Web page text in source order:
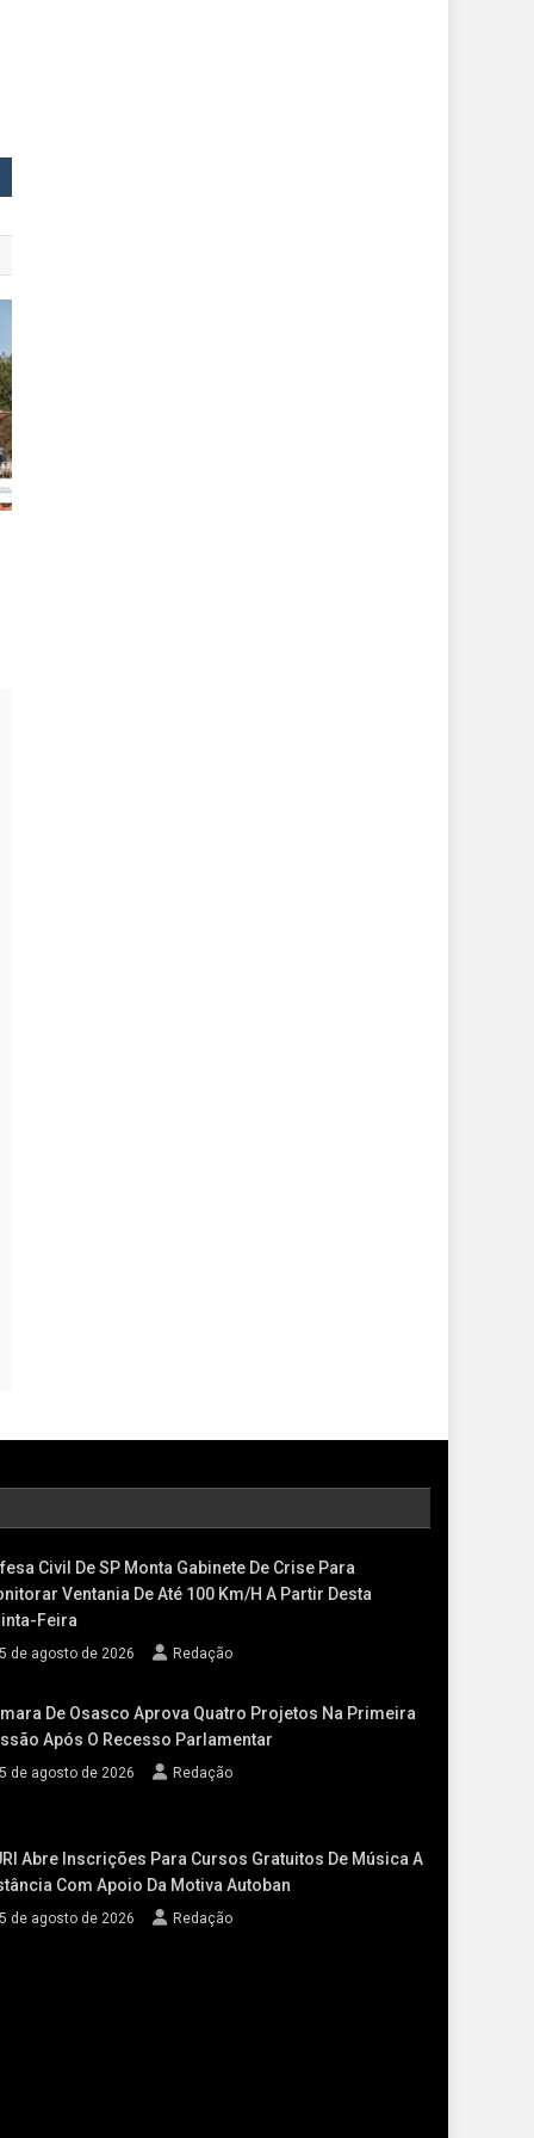
Civil De SP Monta Gabinete De Crise Para
Ventania De Até 100 Km/h A Partir Desta
Feira
5 de agosto de 2026 Redação
De Osasco Aprova Quatro Projetos Na Primeira
Após O Recesso Parlamentar
5 de agosto de 2026 Redação
Abre Inscrições Para Cursos Gratuitos De Música A
Com Apoio Da Motiva Autoban
5 de agosto de 2026 Redação